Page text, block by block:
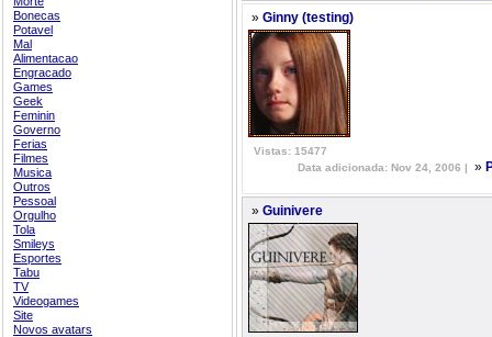
Bonecas
Potavel
Mal
Alimentacao
Engracado
Games
Geek
Feminin
Governo
Ferias
Filmes
Musica
Outros
Pessoal
Orgulho
Tola
Smileys
Esportes
Tabu
TV
Videogames
Site
Novos avatars
» Ginny (testing)
Vistas: 15477
Data adicionada: Nov 24, 2006 |
»
» Guinivere